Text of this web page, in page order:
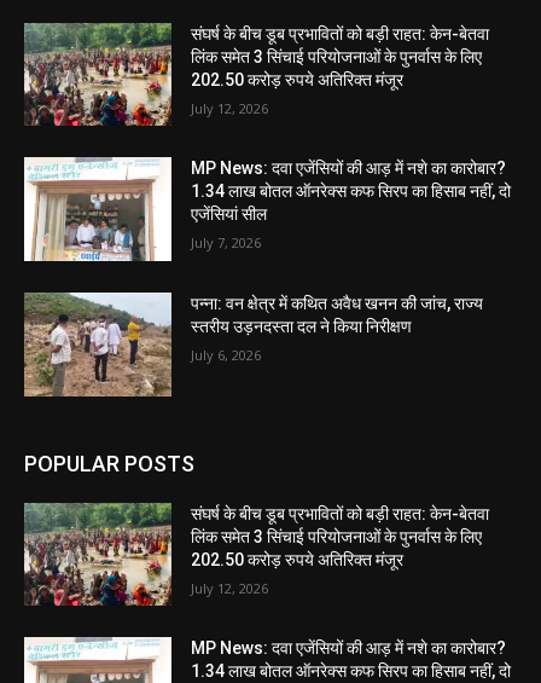
संघर्ष के बीच डूब प्रभावितों को बड़ी राहत: केन-बेतवा
लिंक समेत 3 सिंचाई परियोजनाओं के पुनर्वास के लिए
202.50 करोड़ रुपये अतिरिक्त मंजूर
July 12, 2026
MP News: दवा एजेंसियों की आड़ में नशे का कारोबार?
1.34 लाख बोतल ऑनरेक्स कफ सिरप का हिसाब नहीं, दो
एजेंसियां सील
July 7, 2026
पन्ना: वन क्षेत्र में कथित अवैध खनन की जांच, राज्य
स्तरीय उड़नदस्ता दल ने किया निरीक्षण
July 6, 2026
POPULAR POSTS
संघर्ष के बीच डूब प्रभावितों को बड़ी राहत: केन-बेतवा
लिंक समेत 3 सिंचाई परियोजनाओं के पुनर्वास के लिए
202.50 करोड़ रुपये अतिरिक्त मंजूर
July 12, 2026
MP News: दवा एजेंसियों की आड़ में नशे का कारोबार?
1.34 लाख बोतल ऑनरेक्स कफ सिरप का हिसाब नहीं, दो